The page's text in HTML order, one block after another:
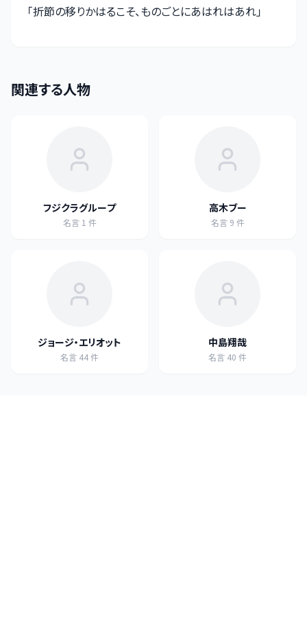
「折節の移りかはるこそ、ものごとにあはれはあれ」
関連する人物
フジクラグループ
名言 1 件
高木ブー
名言 9 件
ジョージ・エリオット
名言 44件
中島翔哉
名言 40 件